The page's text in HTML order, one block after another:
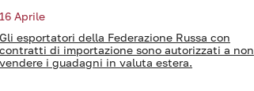
16 Aprile
Gli esportatori della Federazione Russa con
contratti di importazione sono autorizzati a non
vendere i guadagni in valuta estera.